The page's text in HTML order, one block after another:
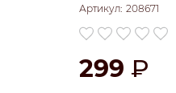
Артикул: 208671
299